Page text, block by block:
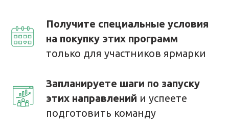
Получите специальные условия
на покупку этих программ
только для участников ярмарки
Запланируете шаги по запуску
этих направлений и успеете
подготовить команду